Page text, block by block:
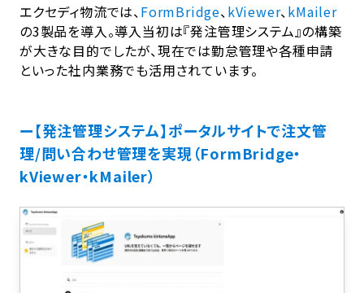
エクセディ物流では、FormBridge、kViewer、kMailer
の3製品を導入。導入当初は『発注管理システム』の構築
が大きな目的でしたが、現在では勤怠管理や各種申請
といった社内業務でも活用されています。
ー【発注管理システム】ポータルサイトで注文管
理/問い合わせ管理を実現（FormBridge・
kViewer・kMailer）